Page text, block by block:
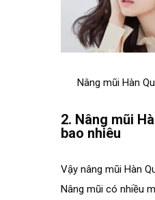
Nâng mũi Hàn
2. Nâng mũi
bao nhiêu
Vậy nâng mũi Hàn
Nâng mũi có nhiều